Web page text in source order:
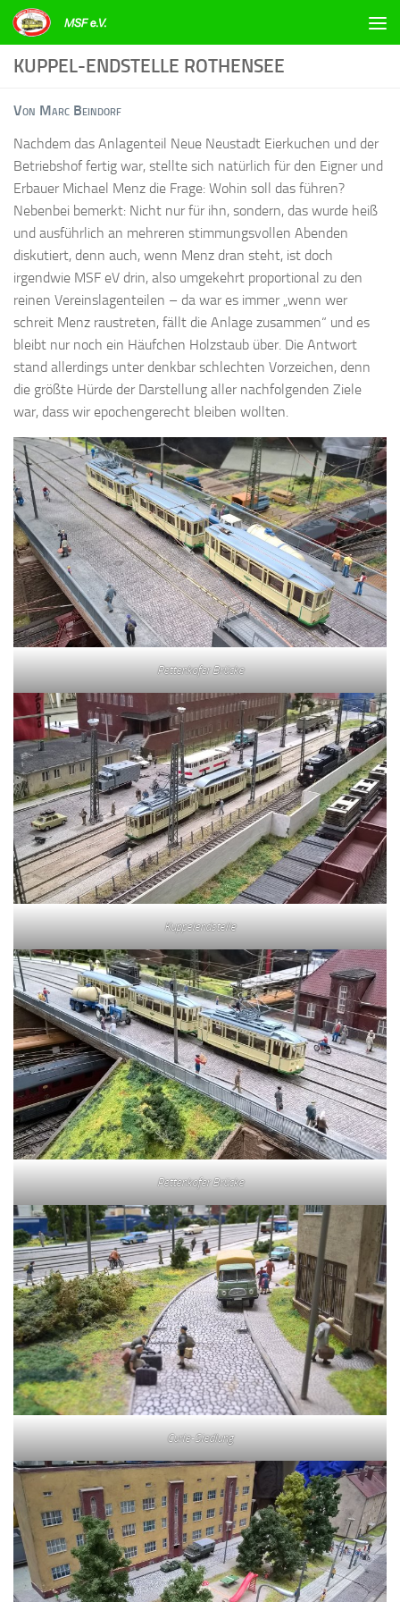
Zum Inhalt springen
KUPPEL-ENDSTELLE ROTHENSEE
Von Marc Beindorf
Nachdem das Anlagenteil Neue Neustadt Eierkuchen und der
Betriebshof fertig war, stellte sich natürlich für den Eigner und
Erbauer Michael Menz die Frage: Wohin soll das führen?
Nebenbei bemerkt: Nicht nur für ihn, sondern, das wurde heiß
und ausführlich an mehreren stimmungsvollen Abenden
diskutiert, denn auch, wenn Menz dran steht, ist doch
irgendwie MSF eV drin, also umgekehrt proportional zu den
reinen Vereinslagenteilen – da war es immer „wenn wer
schreit Menz raustreten, fällt die Anlage zusammen“ und es
bleibt nur noch ein Häufchen Holzstaub über. Die Antwort
stand allerdings unter denkbar schlechten Vorzeichen, denn
die größte Hürde der Darstellung aller nachfolgenden Ziele
war, dass wir epochengerecht bleiben wollten.
Pettenkofer Brücke
Kuppelendstelle
Pettenkofer Brücke
Curie-Siedlung